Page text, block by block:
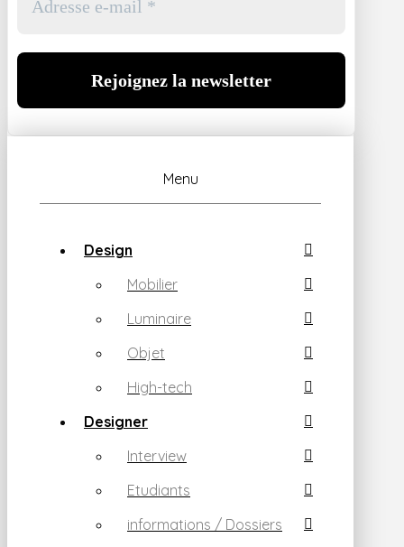
Menu
Design
Mobilier
Luminaire
Objet
High-tech
Designer
Interview
Etudiants
informations / Dossiers